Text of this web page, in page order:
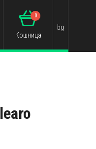
Кошница
0
bg